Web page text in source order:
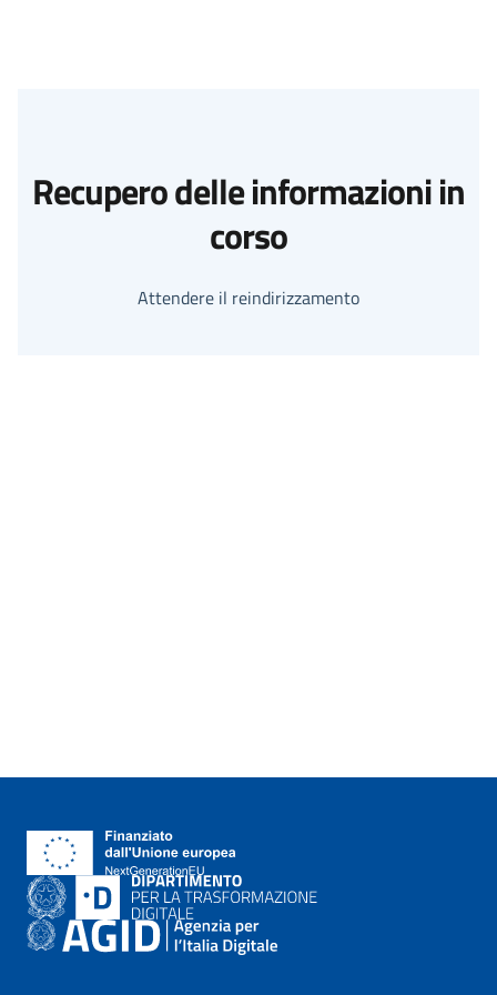
Recupero delle informazioni in
corso
Attendere il reindirizzamento